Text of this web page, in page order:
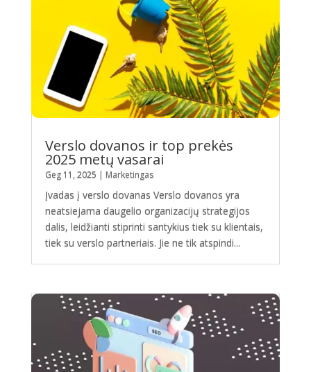
Verslo dovanos ir top prekės
2025 metų vasarai
Geg 11, 2025 | Marketingas
Įvadas į verslo dovanas Verslo dovanos yra
neatsiejama daugelio organizacijų strategijos
dalis, leidžianti stiprinti santykius tiek su klientais,
tiek su verslo partneriais. Jie ne tik atspindi...